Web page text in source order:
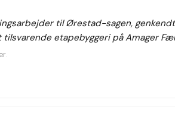
til Ørestad-sagen,
etapebyggeri på Amager